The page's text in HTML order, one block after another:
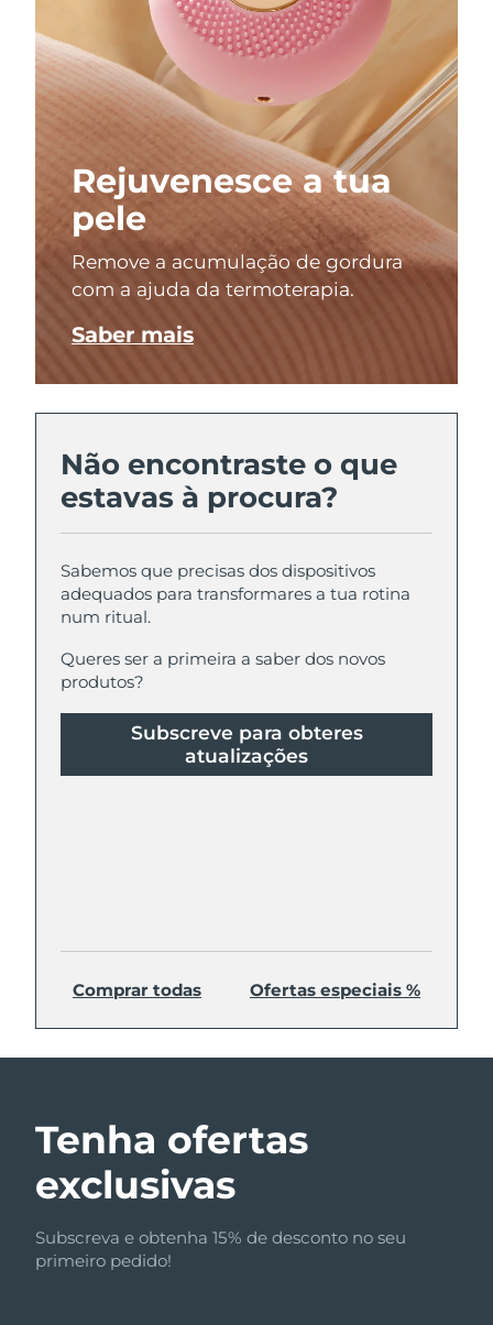
Rejuvenesce a tua
pele
Remove a acumulação de gordura
com a ajuda da termoterapia.
Saber mais
Não encontraste o que
estavas à procura?
Sabemos que precisas dos dispositivos
adequados para transformares a tua rotina
num ritual.
Queres ser a primeira a saber dos novos
produtos?
Subscreve para obteres
atualizações
Comprar todas Ofertas especiais %
Tenha ofertas
exclusivas
Subscreva e obtenha 15% de desconto no seu
primeiro pedido!